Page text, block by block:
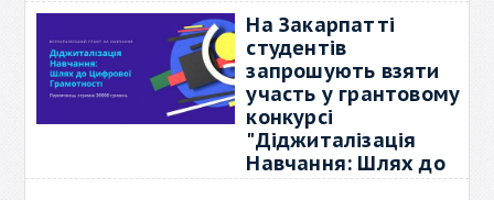
Фахівці з кібербезпеки надали
рекомендації, які →
На Закарпатті
студентів
запрошують взяти
участь у грантовому
конкурсі
"Діджиталізація
Навчання: Шлях до
Цифрової